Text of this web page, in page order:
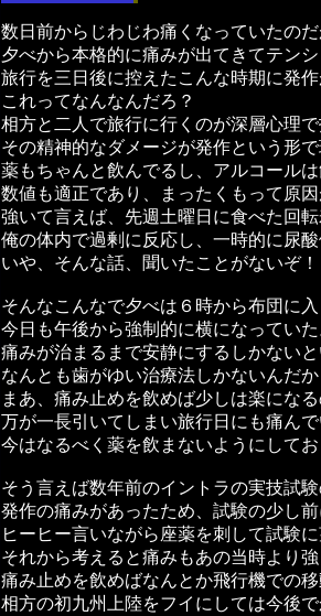
数日前からじわじわ痛くなっていたの
夕べから本格的に痛みが出てきてテン
旅行を三日後に控えたこんな時期に発
これってなんなんだろ？
相方と二人で旅行に行くのが深層心理
その精神的なダメージが発作という形
薬もちゃんと飲んでるし、アルコール
数値も適正であり、まったくもって原
強いて言えば、先週土曜日に食べた回
俺の体内で過剰に反応し、一時的に尿
いや、そんな話、聞いたことがないぞ
そんなこんなで夕べは６時から布団に
今日も午後から強制的に横になってい
痛みが治まるまで安静にするしかない
なんとも歯がゆい治療法しかないんだ
まあ、痛み止めを飲めば少しは楽にな
万が一長引いてしまい旅行日にも痛ん
今はなるべく薬を飲まないようにして
そう言えば数年前のイントラの実技試
発作の痛みがあったため、試験の少し
ヒーヒー言いながら座薬を刺して試験
それから考えると痛みもあの当時より
痛み止めを飲めばなんとか飛行機での
相方の初九州上陸をフイにしては今後